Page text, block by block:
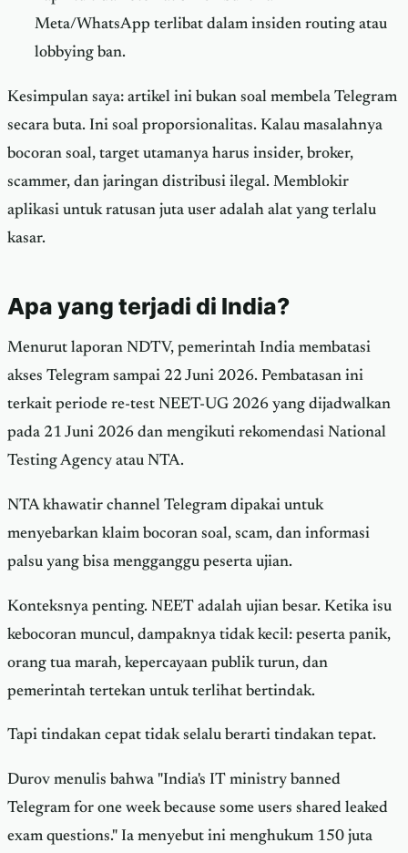
Meta/WhatsApp terlibat dalam insiden routing atau
lobbying ban.
Kesimpulan saya: artikel ini bukan soal membela Telegram
secara buta. Ini soal proporsionalitas. Kalau masalahnya
bocoran soal, target utamanya harus insider, broker,
scammer, dan jaringan distribusi ilegal. Memblokir
aplikasi untuk ratusan juta user adalah alat yang terlalu
kasar.
Apa yang terjadi di India?
Menurut laporan NDTV, pemerintah India membatasi
akses Telegram sampai 22 Juni 2026. Pembatasan ini
terkait periode re-test NEET-UG 2026 yang dijadwalkan
pada 21 Juni 2026 dan mengikuti rekomendasi National
Testing Agency atau NTA.
NTA khawatir channel Telegram dipakai untuk
menyebarkan klaim bocoran soal, scam, dan informasi
palsu yang bisa mengganggu peserta ujian.
Konteksnya penting. NEET adalah ujian besar. Ketika isu
kebocoran muncul, dampaknya tidak kecil: peserta panik,
orang tua marah, kepercayaan publik turun, dan
pemerintah tertekan untuk terlihat bertindak.
Tapi tindakan cepat tidak selalu berarti tindakan tepat.
Durov menulis bahwa "India's IT ministry banned
Telegram for one week because some users shared leaked
exam questions." Ia menyebut ini menghukum 150 juta